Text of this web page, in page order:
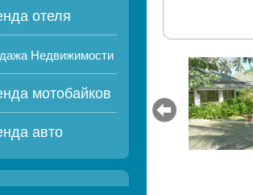
отеля
Недвижимости
мотобайков
авто